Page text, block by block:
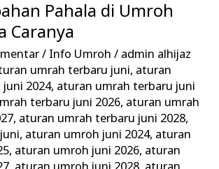
Pahala di Umroh
Caranya
/ Info Umroh / admin alhijaz
umrah terbaru juni, aturan
2024, aturan umrah terbaru juni
terbaru juni 2026, aturan umrah
, aturan umrah terbaru juni 2028,
, aturan umroh juni 2024, aturan
, aturan umroh juni 2026, aturan